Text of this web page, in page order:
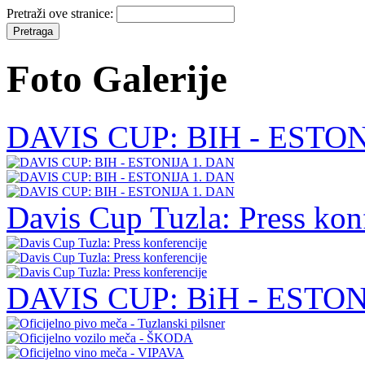
Pretraži ove stranice:
Foto Galerije
DAVIS CUP: BIH -
Davis Cup Tuzla: Press
DAVIS CUP: BiH -